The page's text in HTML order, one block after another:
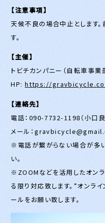
【注意事項】
天候不良の場合中止とします
す。
【主催】
トビチカンパニー（自転車事
HP:https://
【連絡先】
電話：090-7732-1198（小口良
メール：
※電話が繋がらない場合が多
い。
※ZOOMなどを活用したオンラ
る限り対応致します。”オンラ
ールをお願い致します。